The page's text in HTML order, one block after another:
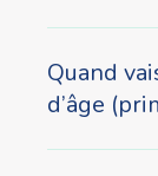
Quand
d’âge